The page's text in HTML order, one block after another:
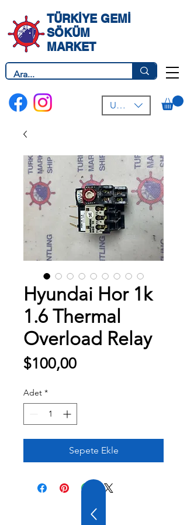
TÜRKİYE GEMİ
SÖKÜM
MARKET
USD ($)
Hyundai Hor 1k
1.6 Thermal
Overload Relay
$100,00Fiyat
Adet *
Sepete Ekle